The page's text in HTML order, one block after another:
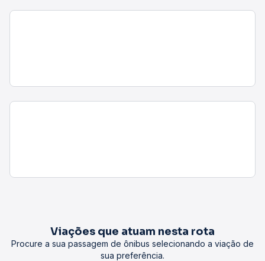
Viações que atuam nesta rota
Procure a sua passagem de ônibus selecionando a viação de
sua preferência.